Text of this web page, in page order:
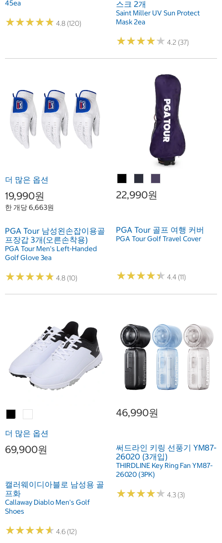
45ea
★★★★★
★★★★★ 4.8 (120)
스크 2개
Saint Miller UV Sun Protect
Mask 2ea
★★★★★
★★★★★ 4.2 (37)
더 많은 옵션
19,990원
한 개당 6,663원
PGA Tour 남성왼손잡이용골
프장갑 3개(오른손착용)
PGA Tour Men's Left-Handed
Golf Glove 3ea
★★★★★
★★★★★ 4.8 (10)
22,990원
PGA Tour 골프 여행 커버
PGA Tour Golf Travel Cover
★★★★★
★★★★★ 4.4 (11)
더 많은 옵션
69,900원
캘러웨이디아블로 남성용 골
프화
Callaway Diablo Men's Golf
Shoes
★★★★★
★★★★★ 4.6 (12)
46,990원
써드라인 키링 선풍기 YM87-
26020 (3개입)
THIRDLINE Key Ring Fan YM87-
26020 (3PK)
★★★★★
★★★★★ 4.3 (3)